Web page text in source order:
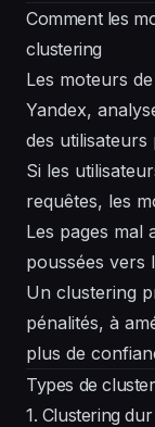
Comment les
clustering
Les moteurs
Yandex,
des
Si les
requêtes, les
Les pages mal
poussées vers
Un clustering
pénalités, à
plus de
Types de
1. Clustering